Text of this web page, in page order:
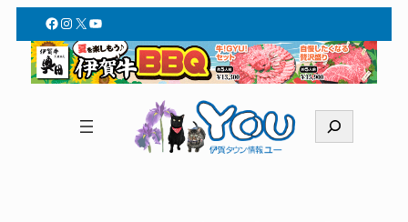
Facebook
Instagram
X YouTube
索